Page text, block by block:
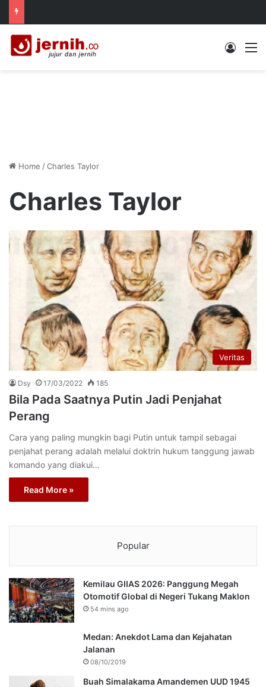
Log In
Home /Charles Taylor
Charles Taylor
Veritas
Dsy 17/03/2022 185
Bila Pada Saatnya Putin Jadi Penjahat
Perang
Cara yang paling mungkin bagi Putin untuk tampil sebagai
penjahat perang adalah melalui doktrin hukum tanggung jawab
komando yang diakui…
Read More »
Popular
Kemilau GIIAS 2026: Panggung Megah
Otomotif Global di Negeri Tukang Maklon
54 mins ago
Medan: Anekdot Lama dan Kejahatan
Jalanan
08/10/2019
Buah Simalakama Amandemen UUD 1945